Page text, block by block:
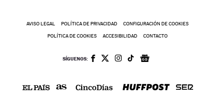
AVISO LEGAL POLÍTICA DE PRIVACIDAD CONFIGURACIÓN DE COOKIES
POLÍTICA DE COOKIES ACCESIBILIDAD CONTACTO
SÍGUENOS: